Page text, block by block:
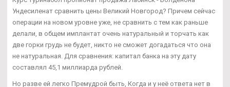
Ундесиленат сравнить цены Великий Новгород? Причем сейчас
операции на новом уровне уже, не сравнить с тем как раньше
делали, в общем имплантат очень натуральный и торчать как
две горки грудь не будет, никто не сможет догадаться что она
не натуральная. Для сравнения: капитал банка на эту дату
составлял 45,1 миллиарда рублей.
Но разве ей легко Премудрой быть, Когда и у неё ответа нет в